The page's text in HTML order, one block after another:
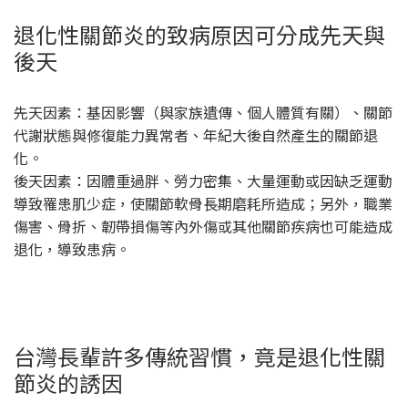
退化性關節炎的致病原因可分成先天與
後天
先天因素：基因影響（與家族遺傳、個人體質有關）、關節
代謝狀態與修復能力異常者、年紀大後自然產生的關節退
化。
後天因素：因體重過胖、勞力密集、大量運動或因缺乏運動
導致罹患肌少症，使關節軟骨長期磨耗所造成；另外，職業
傷害、骨折、韌帶損傷等內外傷或其他關節疾病也可能造成
退化，導致患病。
台灣長輩許多傳統習慣，竟是退化性關
節炎的誘因